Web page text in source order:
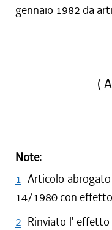
gennaio 1982 da
(
Note:
1 Articolo
14/1980 con
2 Rinviato l'